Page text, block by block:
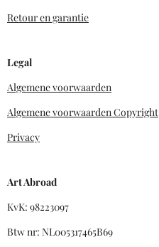
Retour en garantie
Legal
Algemene voorwaarden
Algemene voorwaarden Copyright
Privacy
Art Abroad
KvK: 98223097
Btw nr: NL005317465B69